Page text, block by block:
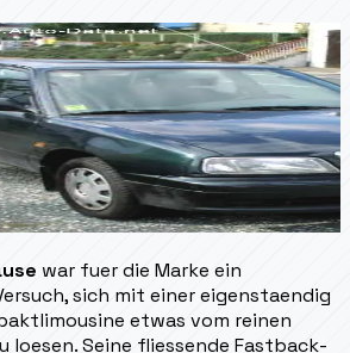
war fuer die Marke ein
sich mit einer eigenstaendig
etwas vom reinen
loesen. Seine fliessende Fastback-